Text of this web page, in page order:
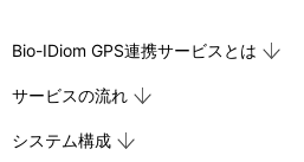
位
置
カ
ル
ナ
る
Bio-IDiom GPS連携サービスとは
サービスの流れ
システム構成